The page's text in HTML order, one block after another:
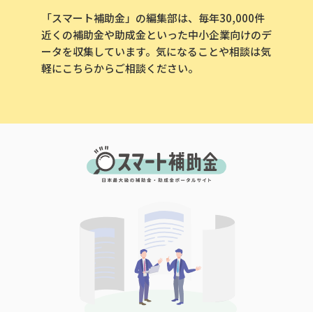
「スマート補助金」の編集部は、毎年30,000件
近くの補助金や助成金といった中小企業向けのデ
ータを収集しています。気になることや相談は気
軽にこちらからご相談ください。